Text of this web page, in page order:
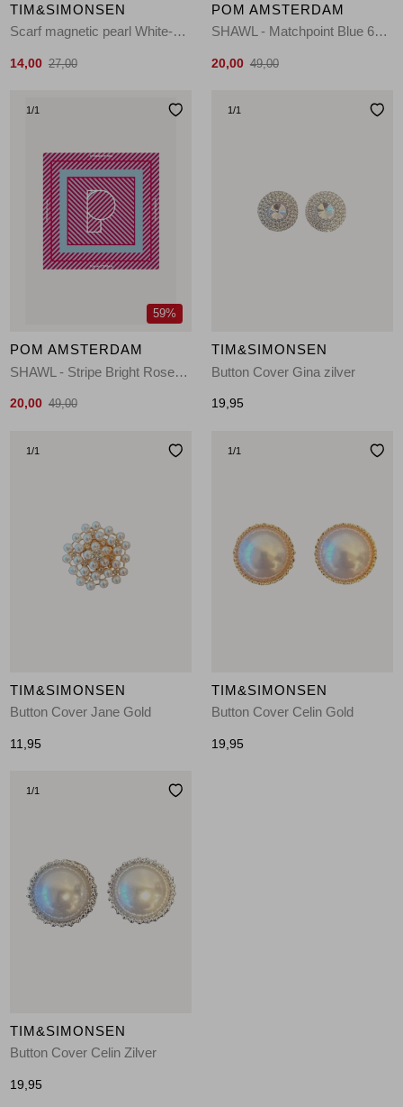
TIM&SIMONSEN
Scarf magnetic pearl White-Blue-Dot
14,00 27,00
POM AMSTERDAM
SHAWL - Matchpoint Blue 650 blue
20,00 49,00
1/1
59%
POM AMSTERDAM
SHAWL - Stripe Bright Rose 500 pink
20,00 49,00
1/1
TIM&SIMONSEN
Button Cover Gina zilver
19,95
1/1
TIM&SIMONSEN
Button Cover Jane Gold
11,95
1/1
TIM&SIMONSEN
Button Cover Celin Gold
19,95
1/1
TIM&SIMONSEN
Button Cover Celin Zilver
19,95